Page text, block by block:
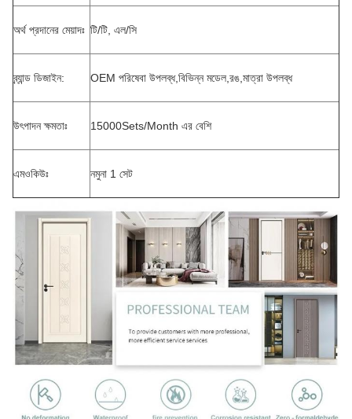
অর্থ প্রদানের মেয়াদঃ টি/টি, এল/সি
ব্র্যান্ড ডিজাইন: OEM পরিষেবা উপলব্ধ,বিভিন্ন মডেল,রঙ,মাত্রা উপলব্ধ
উৎপাদন ক্ষমতাঃ 15000Sets/Month এর বেশি
এমওকিউঃ নমুনা 1 সেট